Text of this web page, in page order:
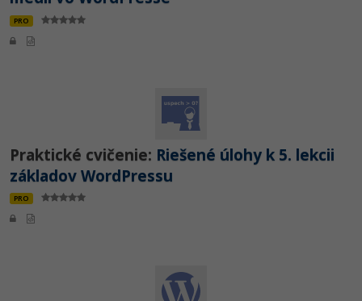
PRO
Praktické cvičenie: Riešené úlohy k 5. lekcii
základov WordPressu
PRO